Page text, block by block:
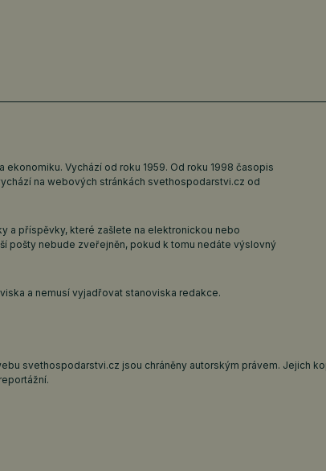
Vychází od roku 1959. Od roku 1998 časopis
na webových stránkách svethospodarstvi.cz od
a příspěvky, které zašlete na elektronickou nebo
pošty nebude zveřejněn, pokud k tomu nedáte výslovný
a nemusí vyjadřovat stanoviska redakce.
svethospodarstvi.cz jsou chráněny autorským právem. Jejich